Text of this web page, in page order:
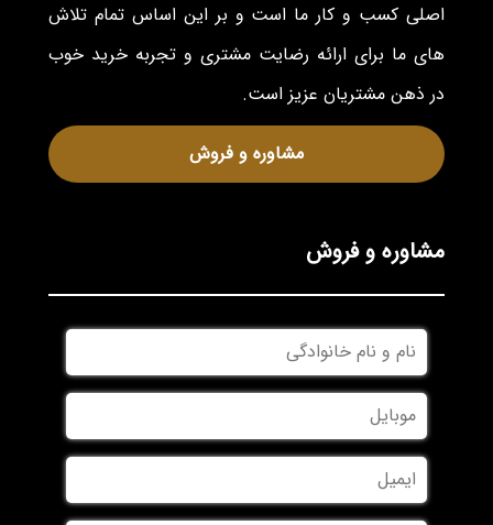
اصلی کسب و کار ما است و بر این اساس تمام تلاش
های ما برای ارائه رضایت مشتری و تجربه خرید خوب
در ذهن مشتریان عزیز است.
مشاوره و فروش
مشاوره و فروش
نام
و
نام
خانوادگی
موبایل
ایمیل